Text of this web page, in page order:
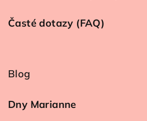
Časté dotazy (FAQ)
Blog
Dny Marianne